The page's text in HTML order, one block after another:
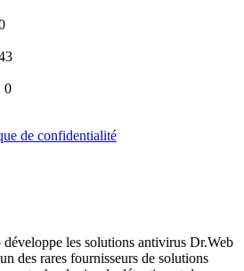
0
de confidentialité
les solutions antivirus Dr.Web
des rares fournisseurs de solutions